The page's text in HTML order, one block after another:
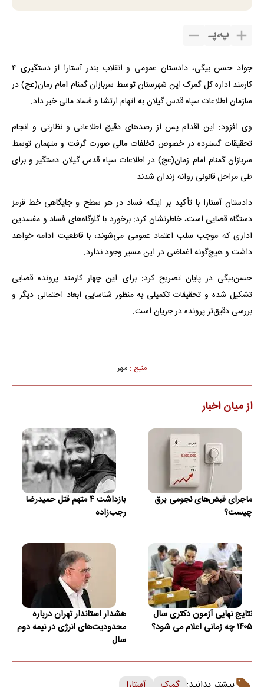
پ،پـ
جواد حسن بیگی، دادستان عمومی و انقلاب بندر آستارا از دستگیری ۴
کارمند اداره کل گمرک این شهرستان توسط سربازان گمنام امام زمان(عج) در
سازمان اطلاعات سپاه قدس گیلان به اتهام ارتشا و فساد مالی خبر داد.
وی افزود: این اقدام پس از رصدهای دقیق اطلاعاتی و نظارتی و انجام
تحقیقات گسترده در خصوص تخلفات مالی صورت گرفت و متهمان توسط
سربازان گمنام امام زمان(عج) در اطلاعات سپاه قدس گیلان دستگیر و برای
طی مراحل قانونی روانه زندان شدند.
دادستان آستارا با تأکید بر اینکه فساد در هر سطح و جایگاهی خط قرمز
دستگاه قضایی است، خاطرنشان کرد: برخورد با گلوگاه‌های فساد و مفسدین
اداری که موجب سلب اعتماد عمومی می‌شوند، با قاطعیت ادامه خواهد
داشت و هیچ‌گونه اغماضی در این مسیر وجود ندارد.
حسن‌بیگی در پایان تصریح کرد: برای این چهار کارمند پرونده قضایی
تشکیل شده و تحقیقات تکمیلی به منظور شناسایی ابعاد احتمالی دیگر و
بررسی دقیق‌تر پرونده در جریان است.
منبع : مهر
از میان اخبار
ماجرای قبض‌های نجومی برق
چیست؟
بازداشت ۴ متهم قتل حمیدرضا
رجب‌زاده
نتایج نهایی آزمون دکتری سال
۱۴۰۵ چه زمانی اعلام می شود؟
هشدار استاندار تهران درباره
محدودیت‌های انرژی در نیمه دوم
سال